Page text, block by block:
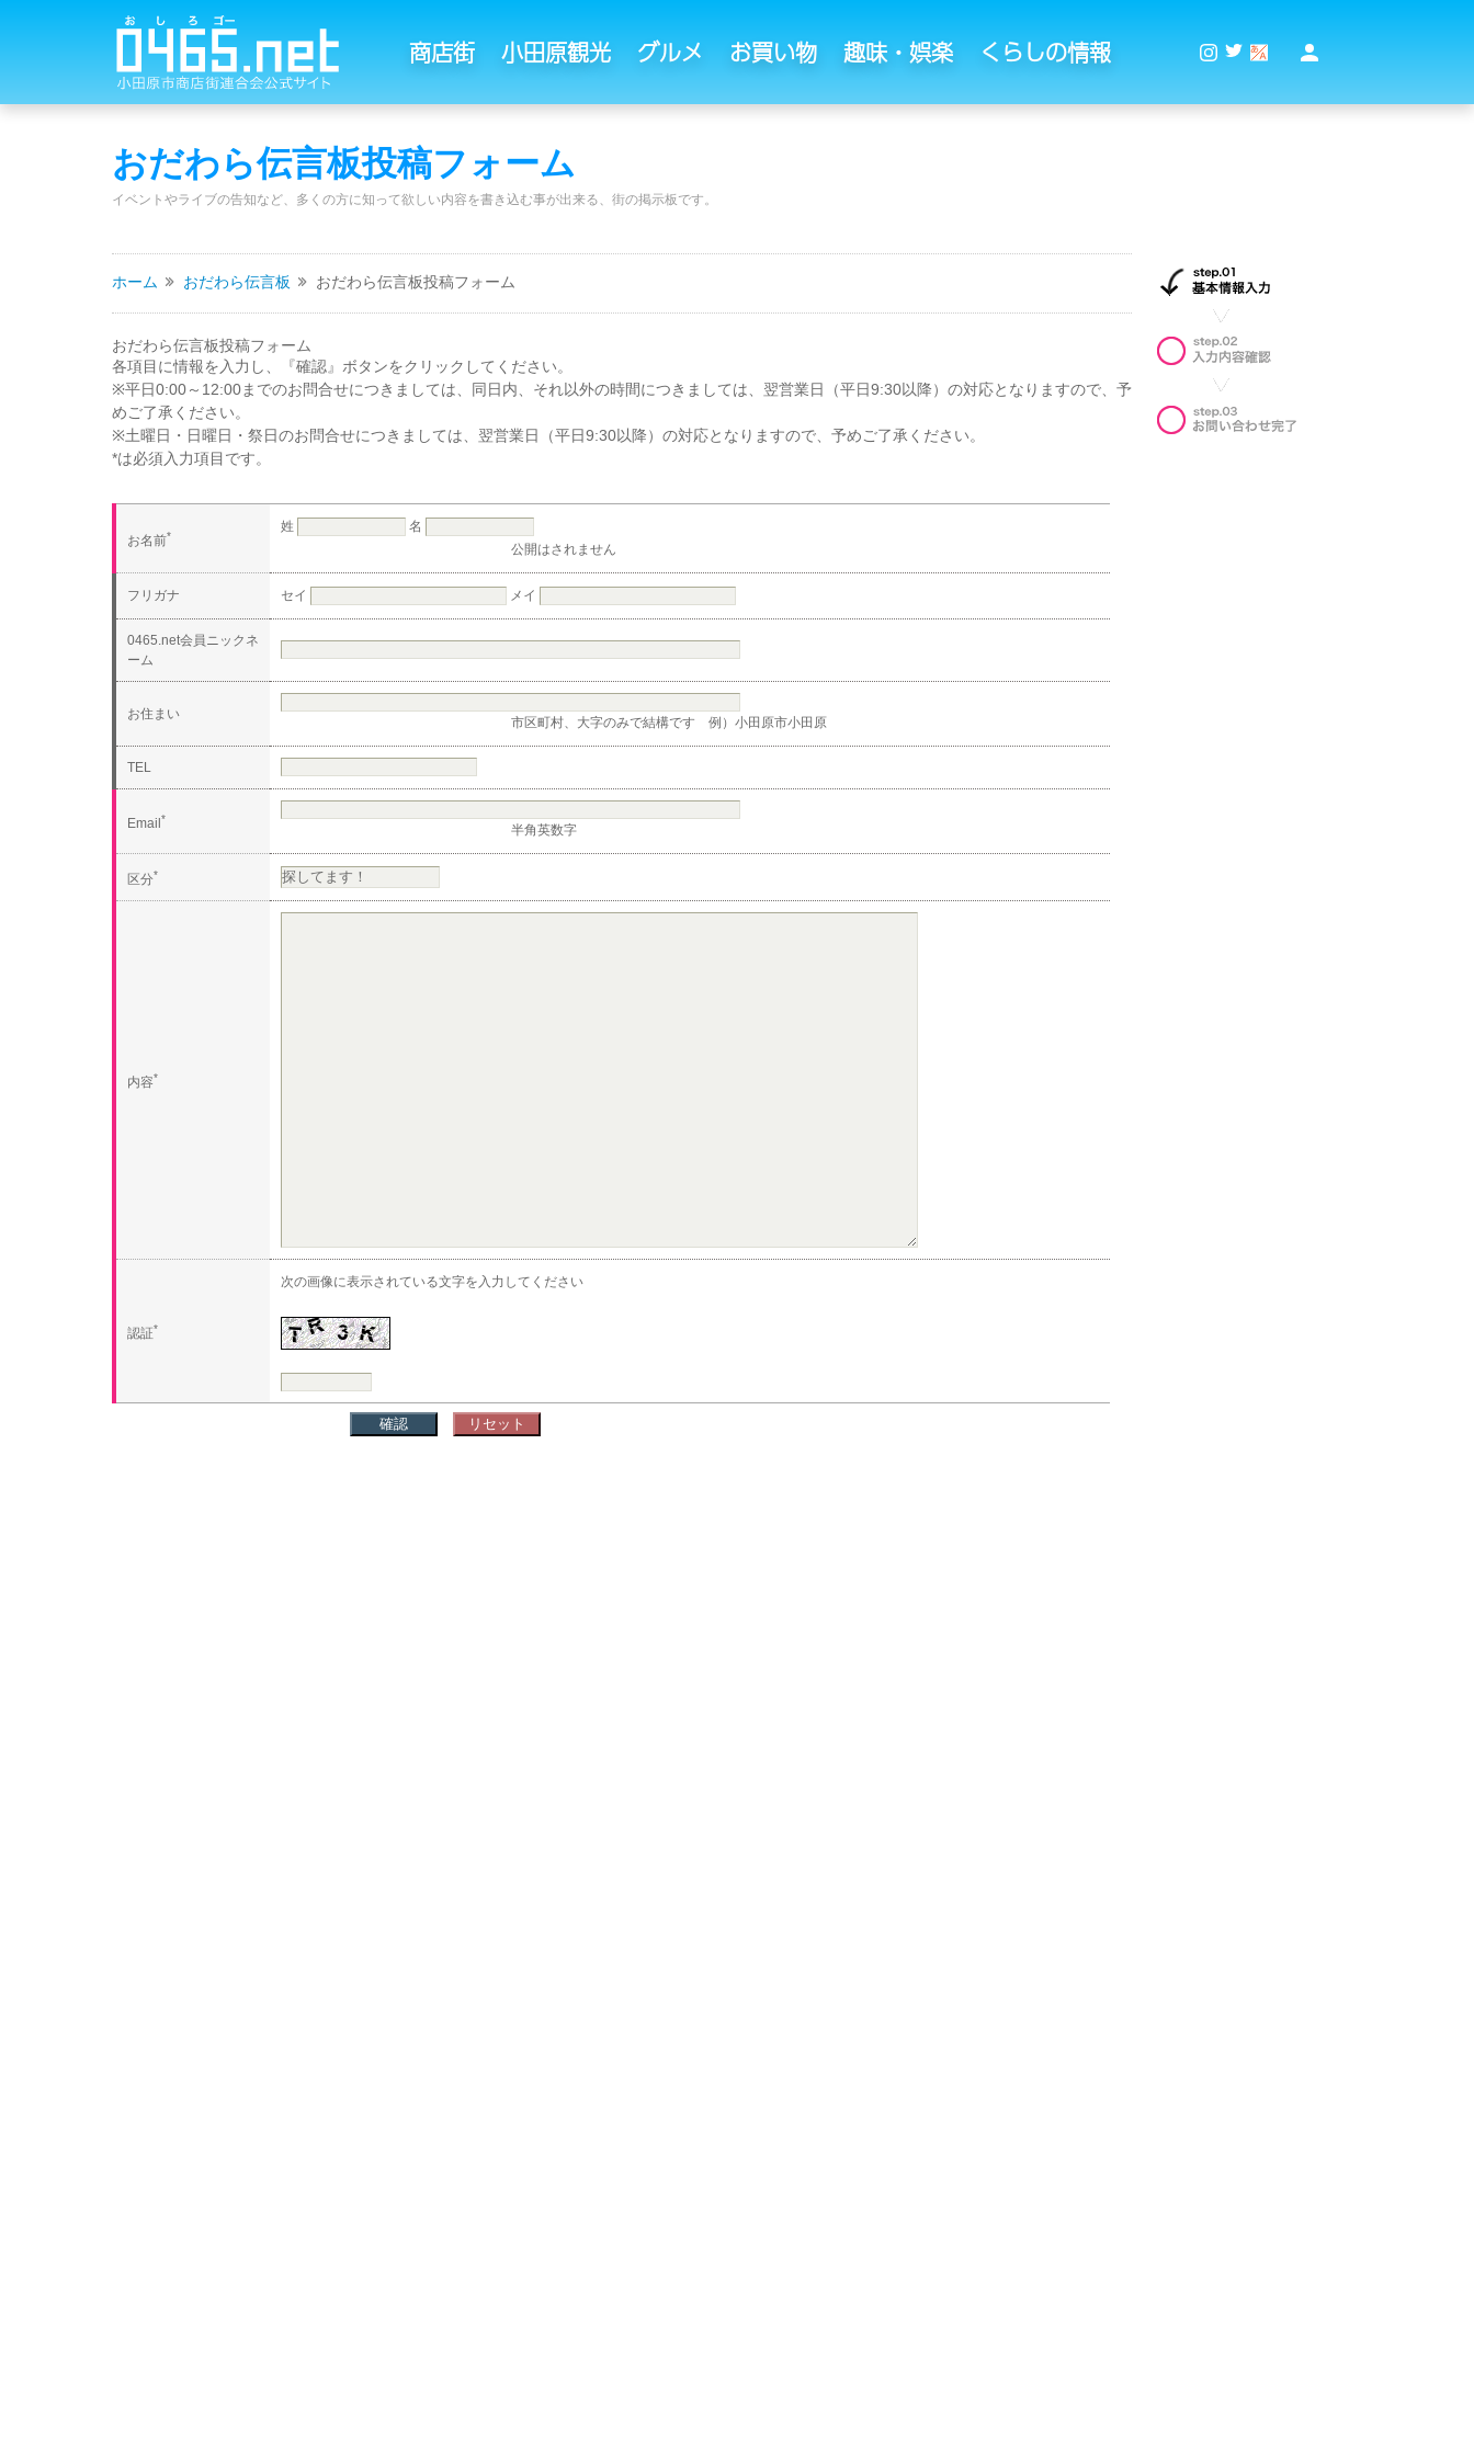
商店街 小田原観光 グルメ お買い物 趣味・娯楽 くらしの情報
おだわら伝言板投稿フォーム
イベントやライブの告知など、多くの方に知って欲しい内容を書き込む事が出来る、街の掲示板です。
ホーム おだわら伝言板 おだわら伝言板投稿フォーム
おだわら伝言板投稿フォーム
各項目に情報を入力し、『確認』ボタンをクリックしてください。
※平日0:00～12:00までのお問合せにつきましては、同日内、それ以外の時間につきましては、翌営業日（平日9:30以降）の対応となりますので、予
めご了承ください。
※土曜日・日曜日・祭日のお問合せにつきましては、翌営業日（平日9:30以降）の対応となりますので、予めご了承ください。
*は必須入力項目です。
お名前*
姓
名
公開はされません
フリガナ セイ メイ
0465.net会員ニックネ
ーム
お住まい
市区町村、大字のみで結構です 例）小田原市小田原
TEL
Email *
半角英数字
区分*
内容*
認証*
次の画像に表示されている文字を入力してください